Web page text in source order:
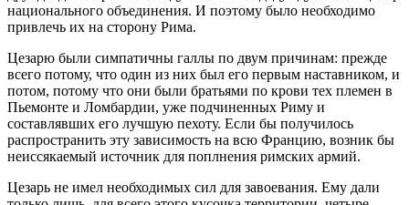
национального объединения. И поэтому было необходимо
привлечь их на сторону Рима.
Цезарю были симпатичны галлы по двум причинам: прежде
всего потому, что один из них был его первым наставником, и
потом, потому что они были братьями по крови тех племен в
Пьемонте и Ломбардии, уже подчиненных Риму и
составлявших его лучшую пехоту. Если бы получилось
распространить эту зависимость на всю Францию, возник бы
неиссякаемый источник для поплнения римских армий.
Цезарь не имел необходимых сил для завоевания. Ему дали